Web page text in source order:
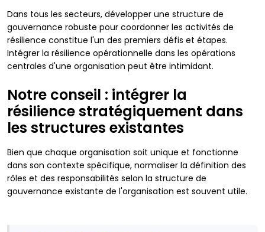
Dans tous les secteurs, développer une structure de
gouvernance robuste pour coordonner les activités de
résilience constitue l'un des premiers défis et étapes.
Intégrer la résilience opérationnelle dans les opérations
centrales d'une organisation peut être intimidant.
Notre conseil : intégrer la
résilience stratégiquement dans
les structures existantes
Bien que chaque organisation soit unique et fonctionne
dans son contexte spécifique, normaliser la définition des
rôles et des responsabilités selon la structure de
gouvernance existante de l'organisation est souvent utile.